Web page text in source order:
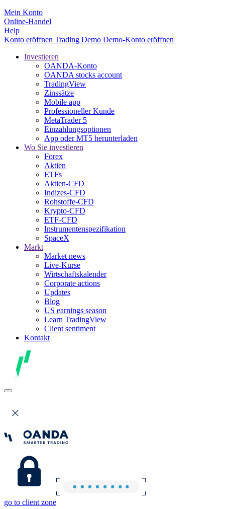
Mein Konto
Online-Handel
Help
Konto eröffnen Trading Demo Demo-Konto eröffnen
Investieren
OANDA-Konto
OANDA stocks account
TradingView
Zinssätze
Mobile app
Professioneller Kunde
MetaTrader 5
Einzahlungsoptionen
App oder MT5 herunterladen
Wo Sie investieren
Forex
Aktien
ETFs
Aktien-CFD
Indizes-CFD
Rohstoffe-CFD
Krypto-CFD
ETF-CFD
Instrumentenspezifikation
SpaceX
Markt
Market news
Live-Kurse
Wirtschaftskalender
Corporate actions
Updates
Blog
US earnings season
Learn TradingView
Client sentiment
Kontakt
go to client zone